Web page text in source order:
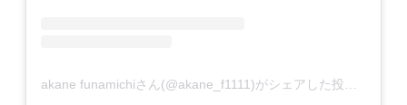
akane funamichiさん(@akane_f1111)がシェアした投稿